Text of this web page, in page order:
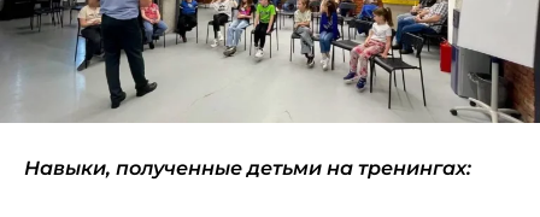
Навыки, полученные детьми на тренингах: